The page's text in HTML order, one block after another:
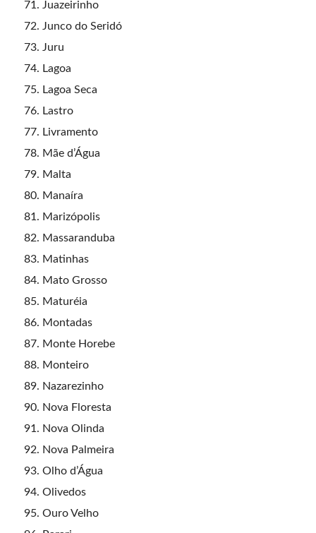
Juazeirinho
Junco do Seridó
Juru
Lagoa
Lagoa Seca
Lastro
Livramento
Mãe d’Água
Malta
Manaíra
Marizópolis
Massaranduba
Matinhas
Mato Grosso
Maturéia
Montadas
Monte Horebe
Monteiro
Nazarezinho
Nova Floresta
Nova Olinda
Nova Palmeira
Olho d’Água
Olivedos
Ouro Velho